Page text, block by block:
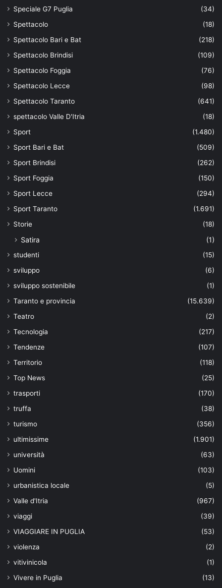
Speciale G7 Puglia
(34)
Spettacolo
(18)
Spettacolo Bari e Bat
(218)
Spettacolo Brindisi
(109)
Spettacolo Foggia
(76)
Spettacolo Lecce
(98)
Spettacolo Taranto
(641)
spettacolo Valle D'Itria
(18)
Sport
(1.480)
Sport Bari e Bat
(509)
Sport Brindisi
(262)
Sport Foggia
(150)
Sport Lecce
(294)
Sport Taranto
(1.691)
Storie
(18)
Satira (1)
studenti
(15)
sviluppo
(6)
sviluppo sostenibile
(1)
Taranto e provincia
(15.639)
Teatro
(2)
Tecnologia
(217)
Tendenze
(107)
Territorio
(118)
Top News
(25)
trasporti
(170)
truffa
(38)
turismo
(356)
ultimissime
(1.901)
università
(63)
Uomini
(103)
urbanistica locale
(5)
Valle d'Itria
(967)
viaggi
(39)
VIAGGIARE IN PUGLIA
(53)
violenza
(2)
vitivinicola
(1)
Vivere in Puglia
(13)